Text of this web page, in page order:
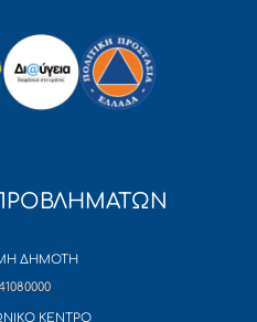
ΔΗΜΟΤΗ
ΚΕΝΤΡΟ